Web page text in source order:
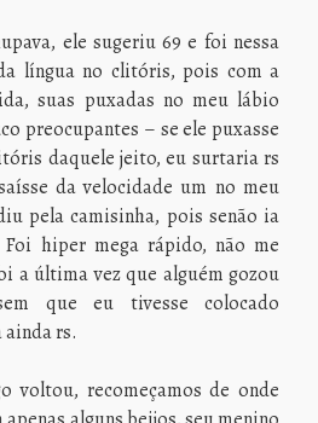
ele sugeriu 69 e foi nessa
língua no clitóris, pois com a
suas puxadas no meu lábio
preocupantes – se ele puxasse
daquele jeito, eu surtaria rs
da velocidade um no meu
pela camisinha, pois senão ia
hiper mega rápido, não me
a última vez que alguém gozou
que eu tivesse colocado
rs.
voltou, recomeçamos de onde